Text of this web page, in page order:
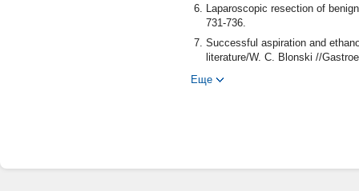
Laparoscopic resection of
731-736.
Successful aspiration and
literature/W. C. Blonski //
Еще